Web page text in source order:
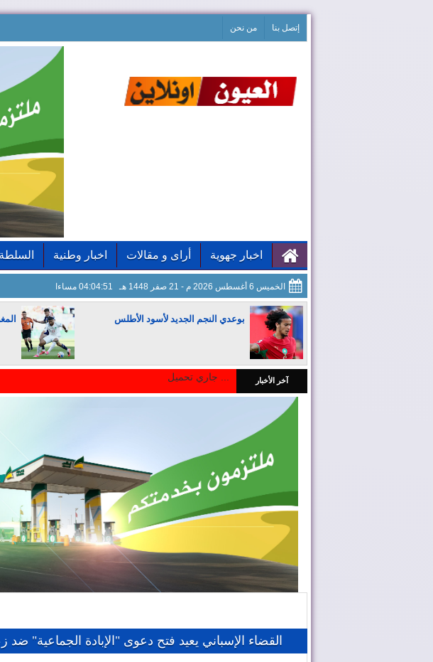
إتصل بنا من نحن
اخبار جهوية أراى و مقالات اخبار وطنية
الخميس 6 أغسطس 2026 م - 21 صفر 1448 هـ 04:04:52 مساءا
بوعدي النجم الجديد لأسود الأطلس
المغرب يجذب كبار المستثمرين آخر الأخبار
القضاء الإسباني يعيد فتح دعوى "الإبادة الجماعية" ضد